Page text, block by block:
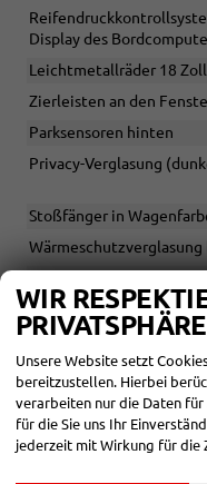
Display des
Leichtmetallräder 18
Zierleisten an den
Parksensoren hinten
Privacy-Verglasung
Stoßfänger in
Türgriffe in Wagenfarbe
Außenspiegel mit
Außenspiegelkappen in
Dachantenne (Shark-
Dachreling schwarz
WIR
PRIVATSPHÄRE
Unsere Website setzt
bereitzustellen. Hierbei
verarbeiten nur die Daten
für die Sie uns Ihr
jederzeit mit Wirkung für die